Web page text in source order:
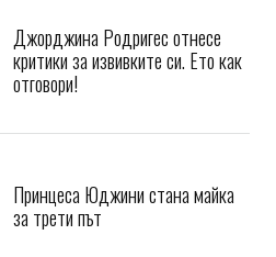
Джорджина Родригес отнесе
критики за извивките си. Ето как
отговори!
Принцеса Юджини стана майка
за трети път